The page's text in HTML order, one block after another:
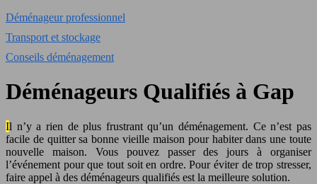
Déménageur professionnel
Transport et stockage
Conseils déménagement
Déménageurs Qualifiés à Gap
Il n’y a rien de plus frustrant qu’un déménagement. Ce n’est pas
facile de quitter sa bonne vieille maison pour habiter dans une toute
nouvelle maison. Vous pouvez passer des jours à organiser
l’événement pour que tout soit en ordre. Pour éviter de trop stresser,
faire appel à des déménageurs qualifiés est la meilleure solution.